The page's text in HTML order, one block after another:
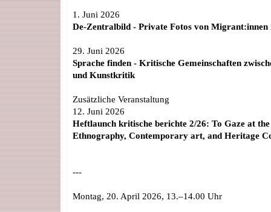
1. Juni 2026
De-Zentralbild - Private Fotos von Migrant:innen
29. Juni 2026
Sprache finden - Kritische Gemeinschaften
und Kunstkritik
Zusätzliche Veranstaltung
12. Juni 2026
Heftlaunch kritische berichte 2/26: To Gaze at
Ethnography, Contemporary art, and Heritage
---
Montag, 20. April 2026, 13.–14.00 Uhr